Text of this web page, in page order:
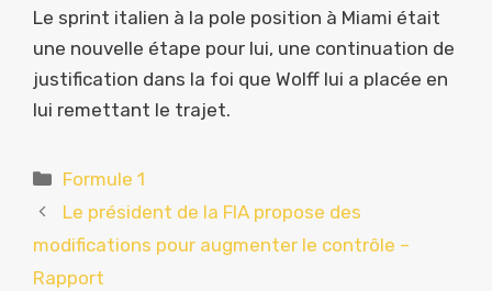
Le sprint italien à la pole position à Miami était
une nouvelle étape pour lui, une continuation de
justification dans la foi que Wolff lui a placée en
lui remettant le trajet.
Catégories
Formule 1
Le président de la FIA propose des
modifications pour augmenter le contrôle –
Rapport